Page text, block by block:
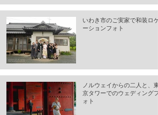
いわき市のご実家で和装ロケ
ーションフォト
ノルウェイからの二人と、東
京タワーでのウェディングフ
ォト